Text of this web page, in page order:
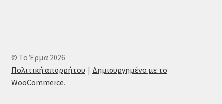
© Το Έρμα 2026
Πολιτική απορρήτου
Δημιουργημένο με το
WooCommerce.